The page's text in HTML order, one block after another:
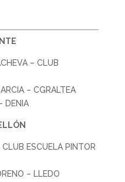
– CLUB
– CGRALTEA
DENIA
ESCUELA PINTOR
– LLEDO